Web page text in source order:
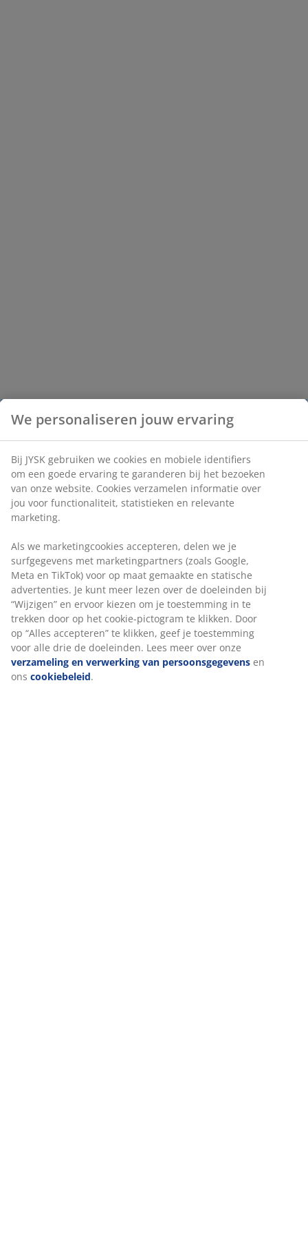
We personaliseren jouw ervaring
Bij JYSK gebruiken we cookies en mobiele identifiers
om een goede ervaring te garanderen bij het bezoeken
van onze website. Cookies verzamelen informatie over
jou voor functionaliteit, statistieken en relevante
marketing.
Als we marketingcookies accepteren, delen we je
surfgegevens met marketingpartners (zoals Google,
Meta en TikTok) voor op maat gemaakte en statische
advertenties. Je kunt meer lezen over de doeleinden bij
“Wijzigen” en ervoor kiezen om je toestemming in te
trekken door op het cookie-pictogram te klikken. Door
op “Alles accepteren” te klikken, geef je toestemming
voor alle drie de doeleinden. Lees meer over onze
verzameling en verwerking van persoonsgegevens en
ons cookiebeleid.